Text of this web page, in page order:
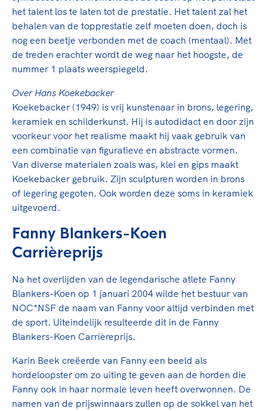
het talent los te laten tot de prestatie. Het talent zal het
behalen van de topprestatie zelf moeten doen, doch is
nog een beetje verbonden met de coach (mentaal). Met
de treden erachter wordt de weg naar het hoogste, de
nummer 1 plaats weerspiegeld.
Over Hans Koekebacker
Koekebacker (1949) is vrij kunstenaar in brons, legering,
keramiek en schilderkunst. Hij is autodidact en door zijn
voorkeur voor het realisme maakt hij vaak gebruik van
een combinatie van figuratieve en abstracte vormen.
Van diverse materialen zoals was, klei en gips maakt
Koekebacker gebruik. Zijn sculpturen worden in brons
of legering gegoten. Ook worden deze soms in keramiek
uitgevoerd.
Fanny Blankers-Koen
Carrièreprijs
Na het overlijden van de legendarische atlete Fanny
Blankers-Koen op 1 januari 2004 wilde het bestuur van
NOC*NSF de naam van Fanny voor altijd verbinden met
de sport. Uiteindelijk resulteerde dit in de Fanny
Blankers-Koen Carrièreprijs.
Karin Beek creëerde van Fanny een beeld als
hordeloopster om zo uiting te geven aan de horden die
Fanny ook in haar normale leven heeft overwonnen. De
namen van de prijswinnaars zullen op de sokkel van het